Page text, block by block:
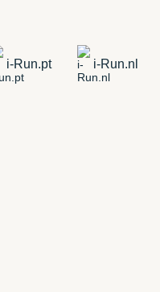
i-Run.pt i-Run.nl